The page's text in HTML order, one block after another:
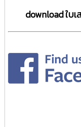
download ใบเ